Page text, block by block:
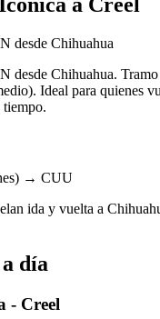
desde Chihuahua
desde Chihuahua.
Ideal para quienes
tiempo.
→ CUU
ida y vuelta a
día
- Creel